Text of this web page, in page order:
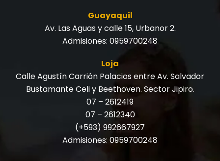
Guayaquil
Av. Las Aguas y calle 15, Urbanor 2.
Admisiones: 0959700248
Loja
Calle Agustín Carrión Palacios entre Av. Salvador
Bustamante Celi y Beethoven. Sector Jipiro.
07 – 2612419
07 – 2612340
(+593) 992667927
Admisiones: 0959700248